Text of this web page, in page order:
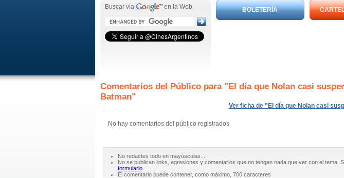
Buscar vía en la Web BOLETERÍA
Comentarios del Público para "El día que Nolan casi
Batman"
Ver ficha de "El día que Nolan casi
No hay comentarios del público registrados
No redactes todo en mayúsculas...
No se publican links, agresiones y comentarios que no tengan nada que ver con el tema.
formulario.
El comentario puede contener, como máximo, 700 caracteres